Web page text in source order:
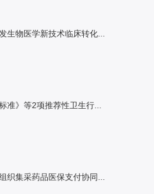
生物医学新技术临床转化...
准》等2项推荐性卫生行...
织集采药品医保支付协同...